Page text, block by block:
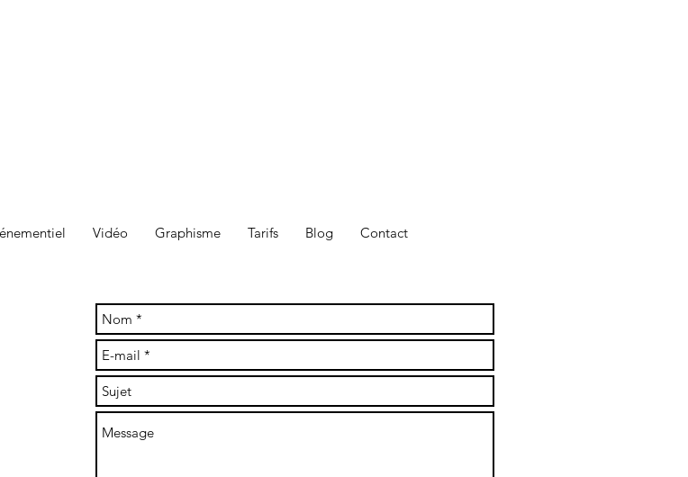
Vidéo Graphisme Tarifs Blog Contact